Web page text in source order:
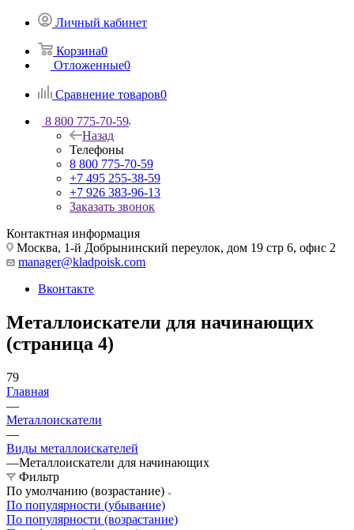
Личный кабинет
Корзина0
Отложенные0
Сравнение товаров0
8 800 775-70-59
Назад
Телефоны
8 800 775-70-59
+7 495 255-38-59
+7 926 383-96-13
Заказать звонок
Контактная информация
Москва, 1-й Добрынинский переулок, дом 19 стр 6, офис 2
manager@kladpoisk.com
Вконтакте
Металлоискатели для начинающих
(страница 4)
79
Главная
—
Металлоискатели
—
Виды металлоискателей
—Металлоискатели для начинающих
Фильтр
По умолчанию (возрастание)
По популярности (убывание)
По популярности (возрастание)